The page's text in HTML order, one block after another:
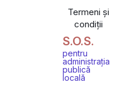
Termeni și
condiții
S.O.S.
pentru
administrația
publică
locală